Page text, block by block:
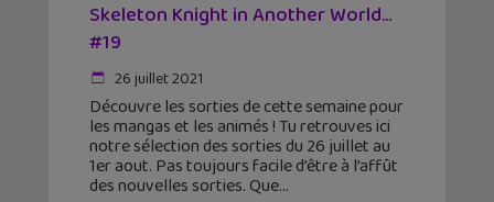
Skeleton Knight in Another World…
#19
26 juillet 2021
Découvre les sorties de cette semaine pour
les mangas et les animés ! Tu retrouves ici
notre sélection des sorties du 26 juillet au
1er aout. Pas toujours facile d’être à l’affût
des nouvelles sorties. Que